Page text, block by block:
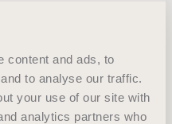
content and ads, to
to analyse our traffic.
your use of our site with
analytics partners who